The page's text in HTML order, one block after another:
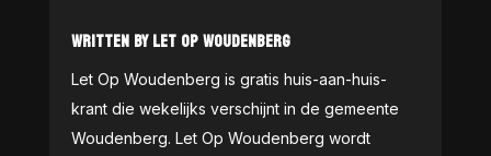
WRITTEN BY LET OP WOUDENBERG
Let Op Woudenberg is gratis huis-aan-huis-
krant die wekelijks verschijnt in de gemeente
Woudenberg. Let Op Woudenberg wordt